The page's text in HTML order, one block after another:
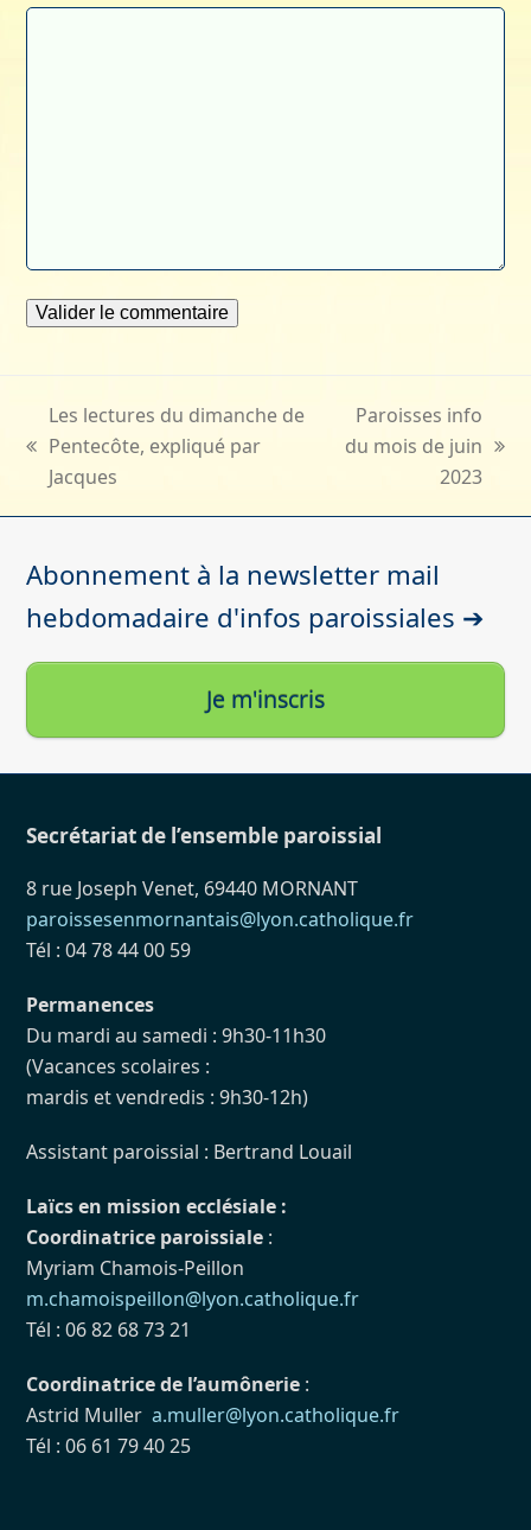
previous
post:
Les lectures du dimanche de
Pentecôte, expliqué par
Jacques
next
Paroisses info
du mois de juin
2023
Abonnement à la newsletter mail
hebdomadaire d'infos paroissiales ➔
Je m'inscris
Secrétariat de l’ensemble paroissial
8 rue Joseph Venet, 69440 MORNANT
paroissesenmornantais@lyon.catholique.fr
Tél : 04 78 44 00 59
Permanences
Du mardi au samedi : 9h30-11h30
(Vacances scolaires :
mardis et vendredis : 9h30-12h)
Assistant paroissial : Bertrand Louail
Laïcs en mission ecclésiale :
Coordinatrice paroissiale :
Myriam Chamois-Peillon
m.chamoispeillon@lyon.catholique.fr
Tél : 06 82 68 73 21
Coordinatrice de l’aumônerie :
Astrid Mullera.muller@lyon.catholique.fr
Tél : 06 61 79 40 25